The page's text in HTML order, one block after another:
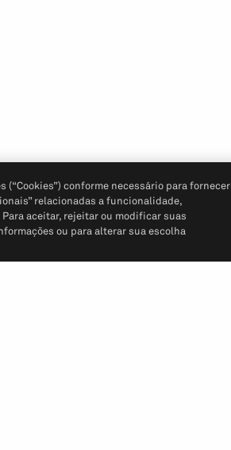
conforme necessário para fornecer
relacionadas a funcionalidade,
aceitar, rejeitar ou modificar suas
ou para alterar sua escolha